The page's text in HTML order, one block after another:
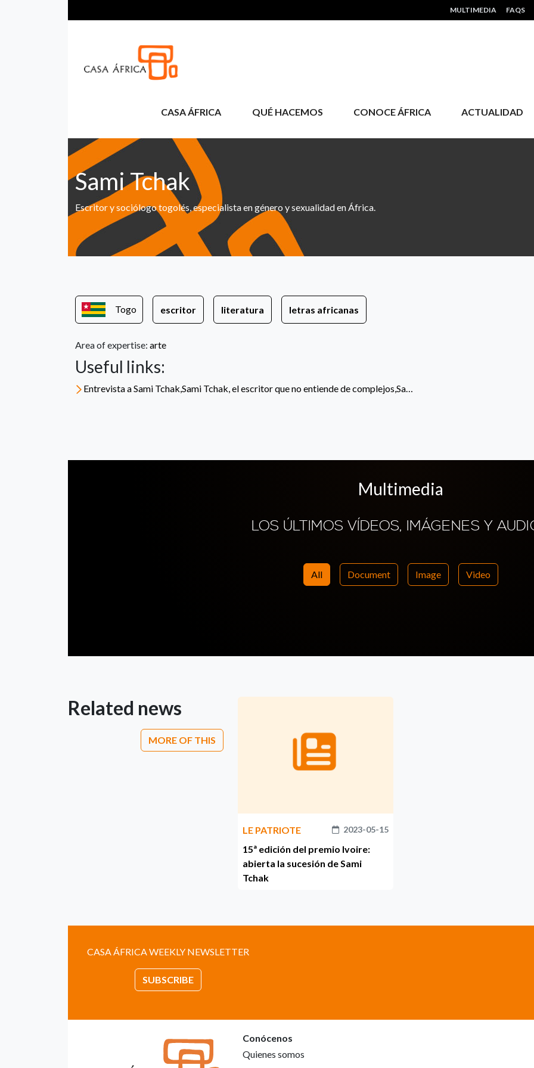
HEADER MENU
MULTIMEDIA FAQS
CASA ÁFRICA QUÉ HACEMOS CONOCE ÁFRICA ACTUALIDAD
Sami Tchak
Escritor y sociólogo togolés, especialista en género y sexualidad en África.
Togo escritor literatura letras africanas
Area of expertise: arte
Useful links:
Entrevista a Sami Tchak,Sami Tchak, el escritor que no entiende de complejos,Sa…
Multimedia
LOS ÚLTIMOS VÍDEOS, IMÁGENES Y
All Document Image Video
Related news
MORE OF THIS
LE PATRIOTE 2023-05-15
15ª edición del premio Ivoire:
abierta la sucesión de Sami
Tchak
CASA ÁFRICA WEEKLY NEWSLETTER
SUBSCRIBE
Conócenos
Quienes somos